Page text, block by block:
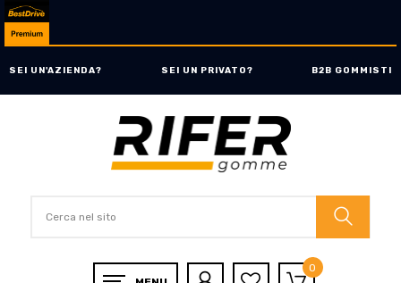
SEI UN'AZIENDA? SEI UN PRIVATO? B2B GOMMISTI
0